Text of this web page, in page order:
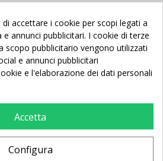
Piacerti
accettare i cookie per scopi legati a
annunci pubblicitari. I cookie di terze
scopo pubblicitario vengono utilizzati
e annunci pubblicitari
e l'elaborazione dei dati personali
Accetta
Configura